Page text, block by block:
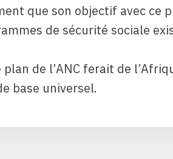
que son objectif avec ce
de sécurité sociale
plan de l’ANC ferait de
base universel.